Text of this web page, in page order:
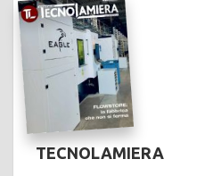
TECNOLAMIERA